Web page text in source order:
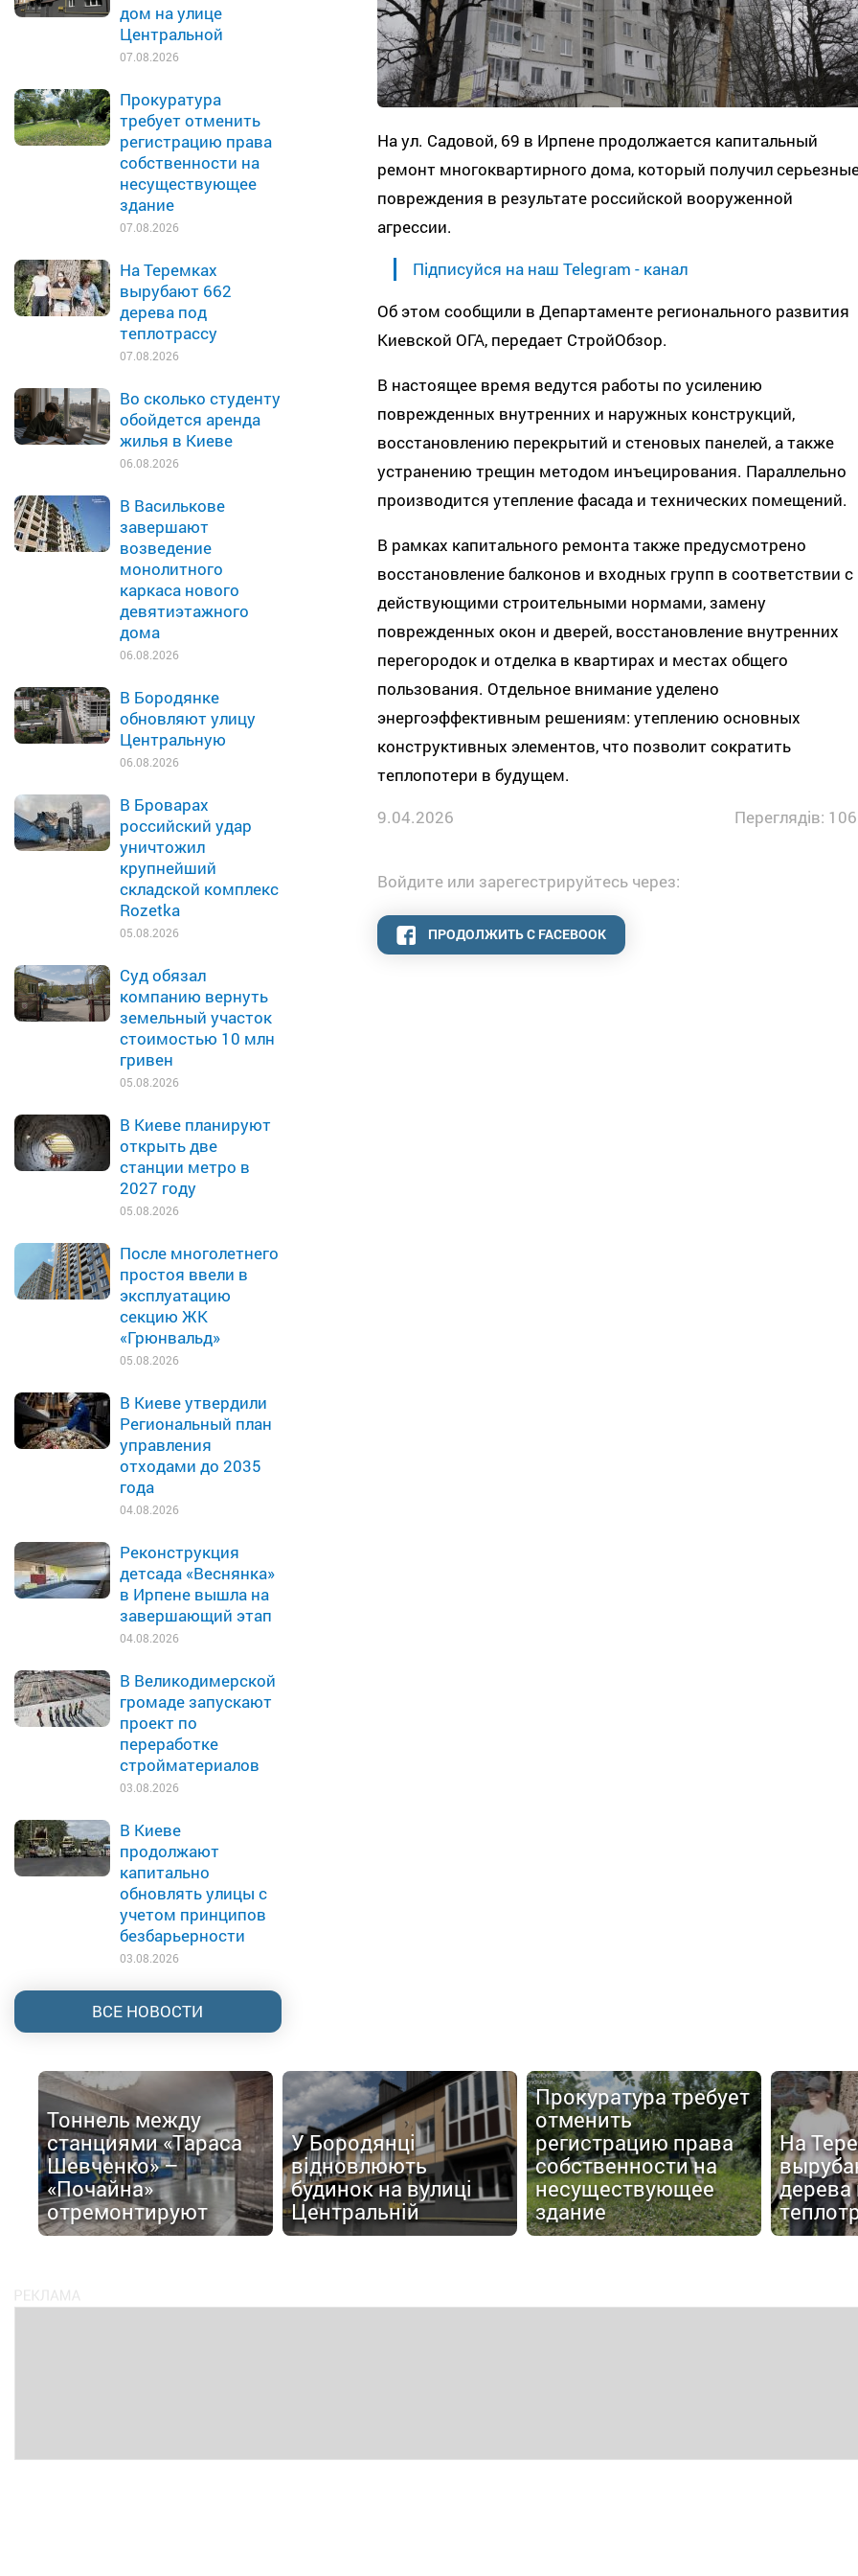
дом на улице
Центральной
07.08.2026
Прокуратура
требует отменить
регистрацию права
собственности на
несуществующее
здание
07.08.2026
На Теремках
вырубают 662
дерева под
теплотрассу
07.08.2026
Во сколько студенту
обойдется аренда
жилья в Киеве
06.08.2026
В Василькове
завершают
возведение
монолитного
каркаса нового
девятиэтажного
дома
06.08.2026
В Бородянке
обновляют улицу
Центральную
06.08.2026
В Броварах
российский удар
уничтожил
крупнейший
складской комплекс
Rozetka
05.08.2026
Суд обязал
компанию вернуть
земельный участок
стоимостью 10 млн
гривен
05.08.2026
В Киеве планируют
открыть две
станции метро в
2027 году
05.08.2026
После многолетнего
простоя ввели в
эксплуатацию
секцию ЖК
«Грюнвальд»
05.08.2026
В Киеве утвердили
Региональный план
управления
отходами до 2035
года
04.08.2026
Реконструкция
детсада «Веснянка»
в Ирпене вышла на
завершающий этап
04.08.2026
В Великодимерской
громаде запускают
проект по
переработке
стройматериалов
03.08.2026
В Киеве
продолжают
капитально
обновлять улицы с
учетом принципов
безбарьерности
03.08.2026
ВСЕ НОВОСТИ
На ул. Садовой, 69 в Ирпене продолжается капитальный
ремонт многоквартирного дома, который получил
повреждения в результате российской вооруженной
агрессии.
Підписуйся на наш Telegram - канал
Об этом сообщили в Департаменте регионального развития
Киевской ОГА, передает СтройОбзор.
В настоящее время ведутся работы по усилению
поврежденных внутренних и наружных конструкций,
восстановлению перекрытий и стеновых панелей, а также
устранению трещин методом инъецирования. Параллельно
производится утепление фасада и технических помещений.
В рамках капитального ремонта также предусмотрено
восстановление балконов и входных групп в соответствии с
действующими строительными нормами, замену
поврежденных окон и дверей, восстановление внутренних
перегородок и отделка в квартирах и местах общего
пользования. Отдельное внимание уделено
энергоэффективным решениям: утеплению основных
конструктивных элементов, что позволит сократить
теплопотери в будущем.
9.04.2026
Переглядів:
Войдите или зарегестрируйтесь через:
ПРОДОЛЖИТЬ С FACEBOOK
Тоннель между
станциями «Тараса
Шевченко» –
«Почайна»
отремонтируют
У Бородянці
відновлюють
будинок на вулиці
Центральній
Прокуратура требует
отменить
регистрацию права
собственности на
несуществующее
здание
На
дерева